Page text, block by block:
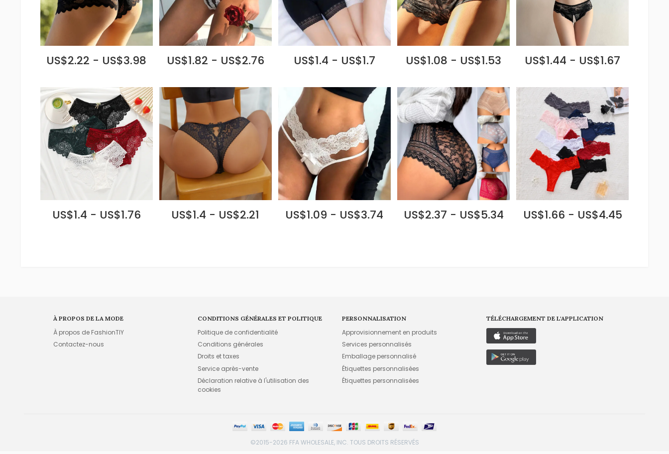
US$2.22 - US$3.98 US$1.82 - US$2.76 US$1.4 - US$1.7 US$1.08 - US$1.53 US$1.44 - US$1.67
US$1.4 - US$1.76 US$1.4 - US$2.21 US$1.09 - US$3.74 US$2.37 - US$5.34 US$1.66 - US$4.45
À PROPOS DE LA MODE
À propos de FashionTIY
Contactez-nous
CONDITIONS GÉNÉRALES ET POLITIQUE
Politique de confidentialité
Conditions générales
Droits et taxes
Service après-vente
Déclaration relative à l'utilisation des
cookies
PERSONNALISATION
Approvisionnement en produits
Services personnalisés
Emballage personnalisé
Étiquettes personnalisées
Étiquettes personnalisées
TÉLÉCHARGEMENT DE L'APPLICATION
©2015-2026 FFA WHOLESALE, INC. TOUS DROITS RÉSERVÉS